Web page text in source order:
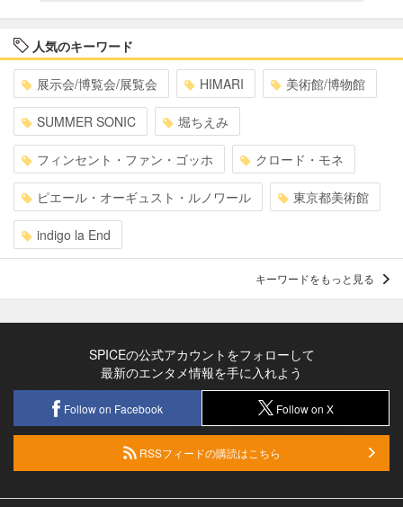
人気のキーワード
展示会/博覧会/展覧会 HIMARI 美術館/博物館
SUMMER SONIC 堀ちえみ
フィンセント・ファン・ゴッホ クロード・モネ
ピエール・オーギュスト・ルノワール 東京都美術館
indigo la End
キーワードをもっと見る
SPICEの公式アカウントをフォローして
最新のエンタメ情報を手に入れよう
Follow on Facebook Follow on X
RSSフィードの購読はこちら